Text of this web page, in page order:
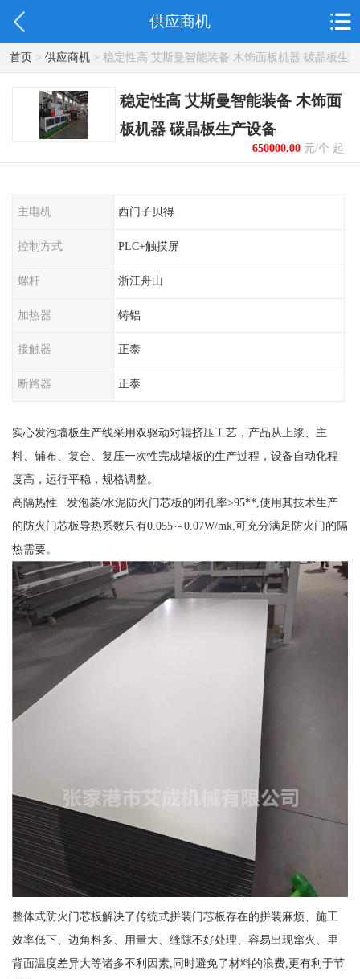
供应商机
首页> 供应商机> 稳定性高 艾斯曼智能装备 木饰面板机器 碳晶板生
产设备
稳定性高 艾斯曼智能装备 木饰面
板机器 碳晶板生产设备
650000.00元/个 起
主电机 西门子贝得
控制方式 PLC+触摸屏
螺杆 浙江舟山
加热器 铸铝
接触器 正泰
断路器 正泰
实心发泡墙板生产线采用双驱动对辊挤压工艺，产品从上浆、主
料、铺布、复合、复压一次性完成墙板的生产过程，设备自动化程
度高，运行平稳，规格调整。
高隔热性 发泡菱/水泥防火门芯板的闭孔率>95**,使用其技术生产
的防火门芯板导热系数只有0.055～0.07W/mk,可充分满足防火门的隔
热需要。
整体式防火门芯板解决了传统式拼装门芯板存在的拼装麻烦、施工
效率低下、边角料多、用量大、缝隙不好处理、容易出现窜火、里
背面温度差异大等诸多不利因素,同时避免了材料的浪费,更有利于节